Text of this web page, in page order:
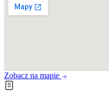
Zobacz na mapie